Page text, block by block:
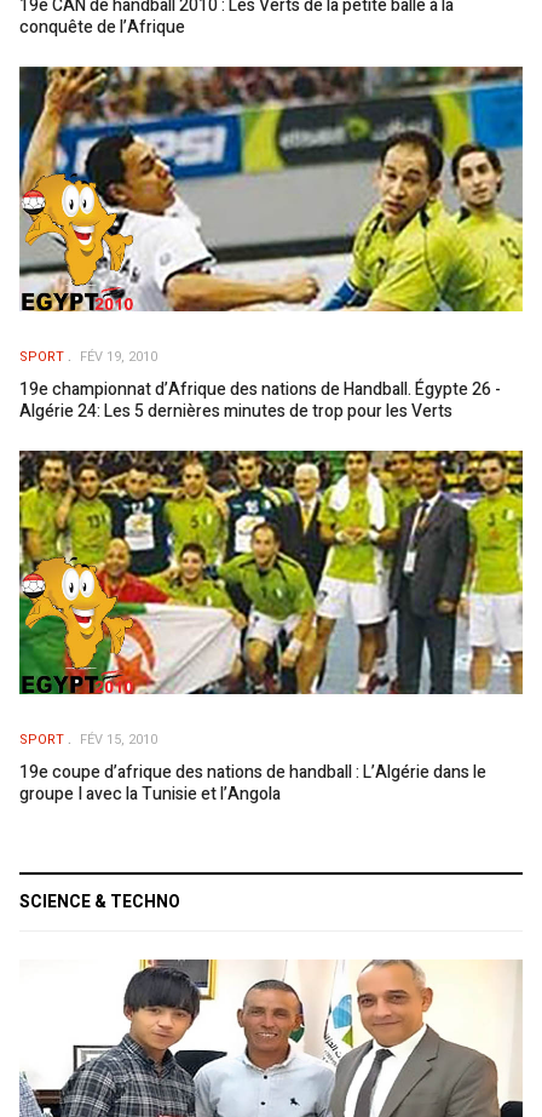
19e CAN de handball 2010 : Les Verts de la petite balle à la
conquête de l’Afrique
SPORT FÉV 19, 2010
19e championnat d’Afrique des nations de Handball. Égypte 26 -
Algérie 24: Les 5 dernières minutes de trop pour les Verts
SPORT FÉV 15, 2010
19e coupe d’afrique des nations de handball : L’Algérie dans le
groupe I avec la Tunisie et l’Angola
SCIENCE & TECHNO